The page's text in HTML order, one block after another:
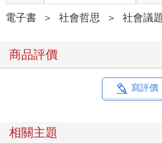
電子書 ＞ 社會哲思 ＞ 社會議題
商品評價
寫評價
相關主題